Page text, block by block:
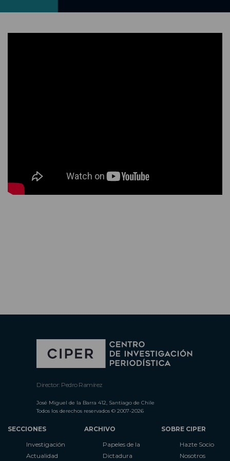
Director: Pedro Ramírez
José Miguel de la Barra 412, Santiago de Chile
Todos los derechos reservados © 2007-2026
SECCIONES
Investigación
Actualidad
ARCHIVO
Papeles de la
Dictadura
SOBRE CIPER
Hazte Socio
Nosotros